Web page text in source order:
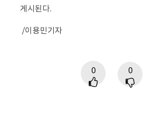
게시된다.
/이용민기자
0 0